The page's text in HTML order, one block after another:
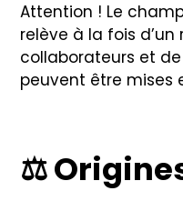
Attention ! Le
relève à la fois d’un
collaborateurs et
peuvent être mises
⚖